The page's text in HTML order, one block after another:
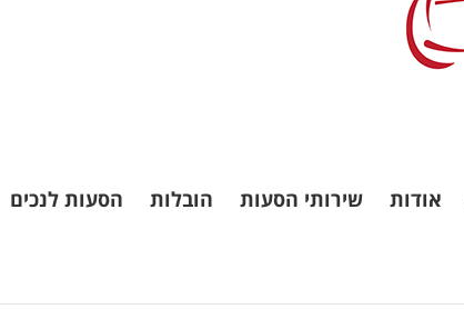
אודות שירותי הסעות הובלות הסעות לנכים